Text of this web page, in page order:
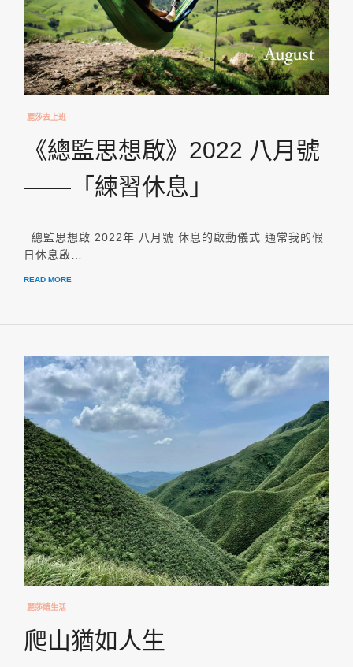
麗莎去上班
《總監思想啟》2022 八月號
——「練習休息」
總監思想啟 2022年 八月號 休息的啟動儀式 通常我的假
日休息啟…
READ MORE
麗莎嬉生活
爬山猶如人生